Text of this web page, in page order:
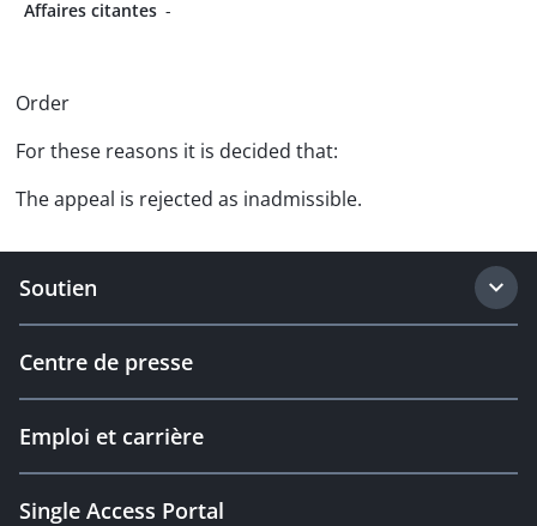
Affaires citantes -
Order
For these reasons it is decided that:
The appeal is rejected as inadmissible.
Soutien
Centre de presse
Emploi et carrière
Single Access Portal